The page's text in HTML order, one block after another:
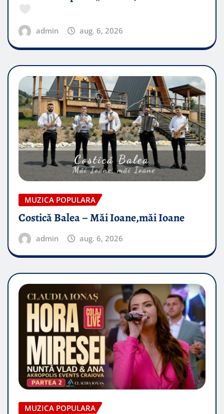
admin aug. 6, 2026
MUZICA POPULARA
Costică Balea – Măi Ioane,măi Ioane
admin aug. 6, 2026
MUZICA POPULARA